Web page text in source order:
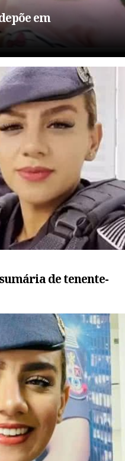
em
de tenente-